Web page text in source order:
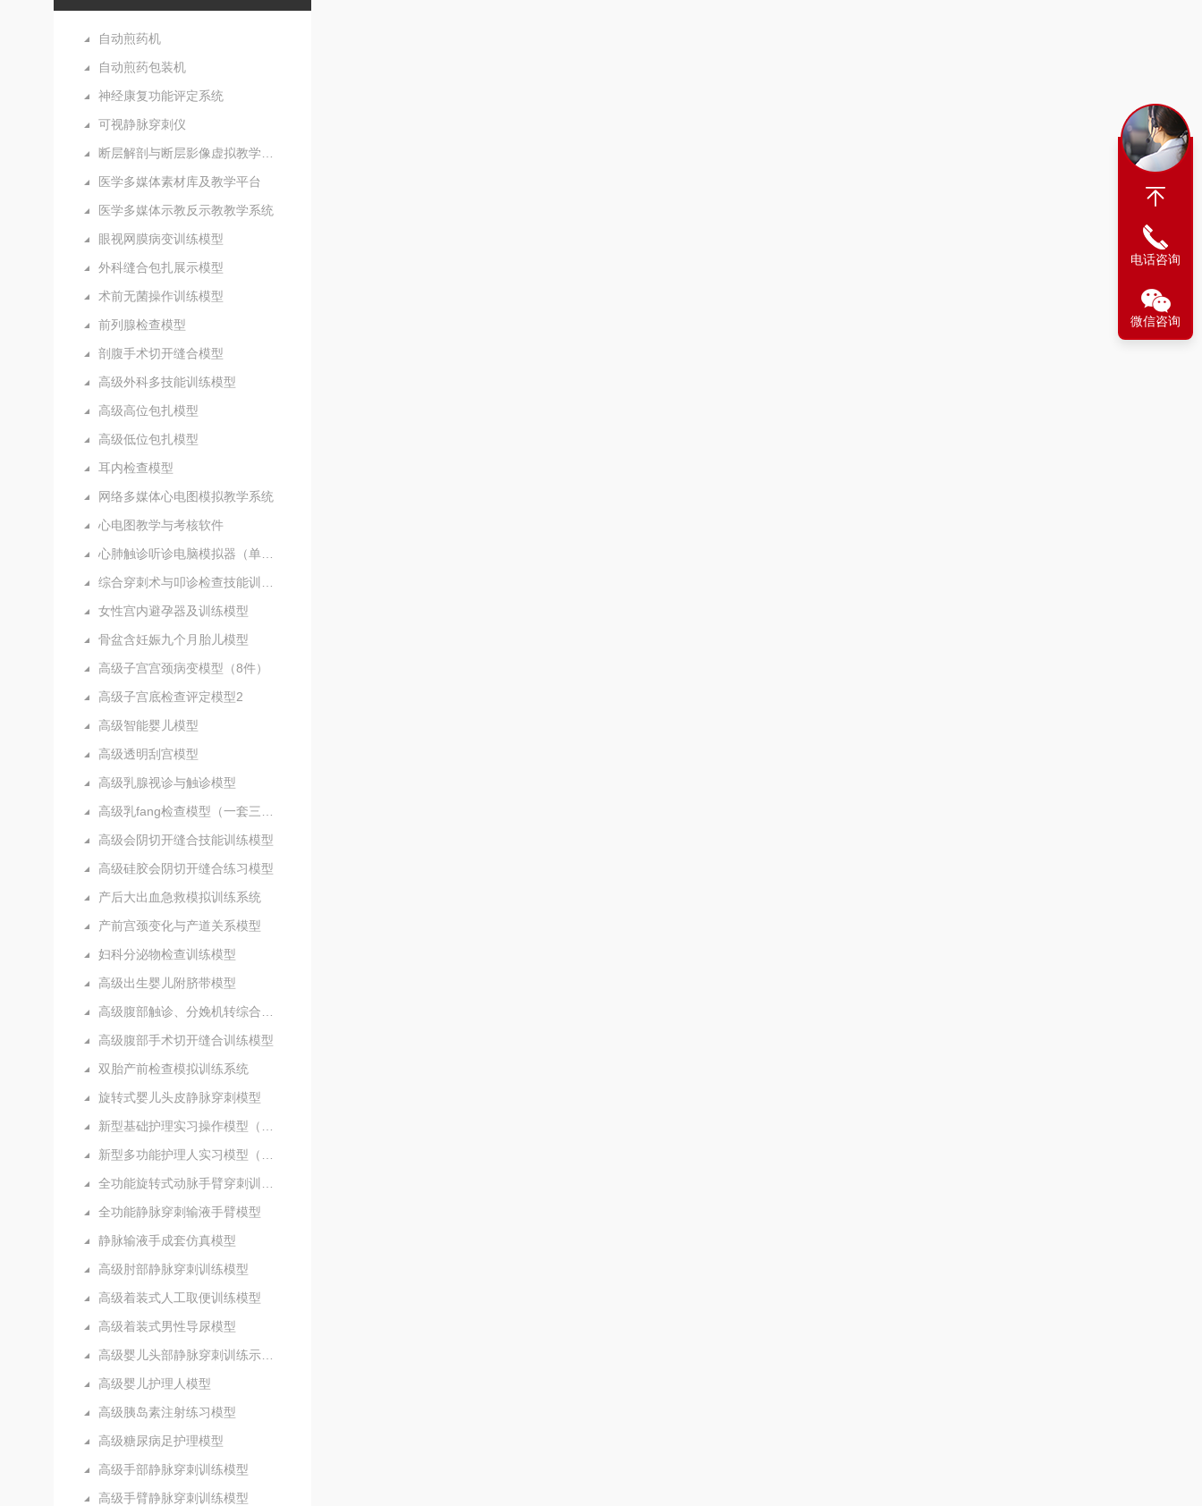
自动煎药机
自动煎药包装机
神经康复功能评定系统
可视静脉穿刺仪
医学多媒体素材库及教学平台
医学多媒体示教反示教教学系统
眼视网膜病变训练模型
外科缝合包扎展示模型
术前无菌操作训练模型
前列腺检查模型
剖腹手术切开缝合模型
高级外科多技能训练模型
高级高位包扎模型
高级低位包扎模型
耳内检查模型
网络多媒体心电图模拟教学系统
心电图教学与考核软件
女性宫内避孕器及训练模型
骨盆含妊娠九个月胎儿模型
高级子宫宫颈病变模型（8件）
高级子宫底检查评定模型2
高级智能婴儿模型
高级透明刮宫模型
高级乳腺视诊与触诊模型
高级会阴切开缝合技能训练模型
高级硅胶会阴切开缝合练习模型
产后大出血急救模拟训练系统
产前宫颈变化与产道关系模型
妇科分泌物检查训练模型
高级出生婴儿附脐带模型
高级腹部手术切开缝合训练模型
双胎产前检查模拟训练系统
旋转式婴儿头皮静脉穿刺模型
全功能静脉穿刺输液手臂模型
静脉输液手成套仿真模型
高级肘部静脉穿刺训练模型
高级着装式人工取便训练模型
高级着装式男性导尿模型
高级婴儿护理人模型
高级胰岛素注射练习模型
高级糖尿病足护理模型
高级手部静脉穿刺训练模型
高级手臂静脉穿刺训练模型
电话咨询
微信咨询